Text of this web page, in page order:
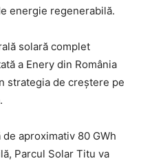
energie regenerabilă.
solară complet
a Enery din România
strategia de creștere pe
aproximativ 80 GWh
Parcul Solar Titu va